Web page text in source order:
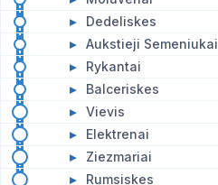
▸ Dedeliskes
▸ Aukstieji Semeniukai
▸ Rykantai
▸ Balceriskes
▸ Vievis
▸ Elektrenai
▸ Ziezmariai
▸ Rumsiskes